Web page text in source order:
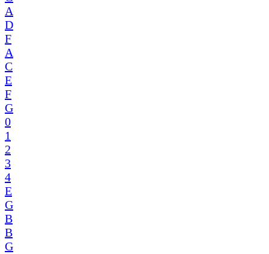
A
D
F
A
C
E
F
G
0
1
2
3
4
E
G
B
B
G